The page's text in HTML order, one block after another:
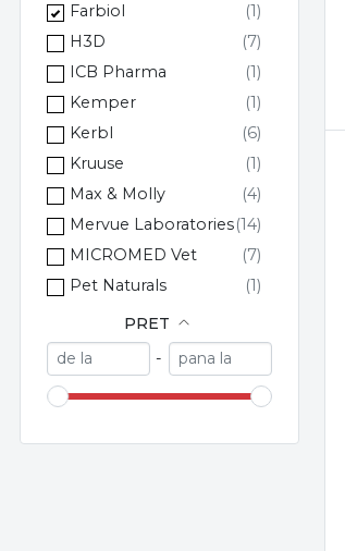
Farbiol
H3D
ICB Pharma
Kemper
Kerbl
Kruuse
Max & Molly
Mervue Laboratories
MICROMED Vet
Pet Naturals
Promedivet
Romvac
Vaco
PRET
-